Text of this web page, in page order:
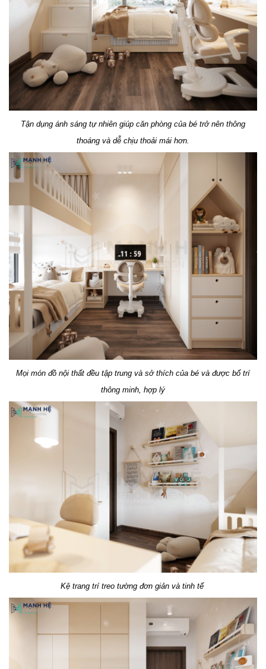
Tận dụng ánh sáng tự nhiên giúp căn phòng của bé trở nên thông
thoáng và dễ chịu thoải mái hơn.
Mọi món đồ nội thất đều tập trung và sở thích của bé và được bố trí
thông minh, hợp lý
Kệ trang trí treo tường đơn giản và tinh tế